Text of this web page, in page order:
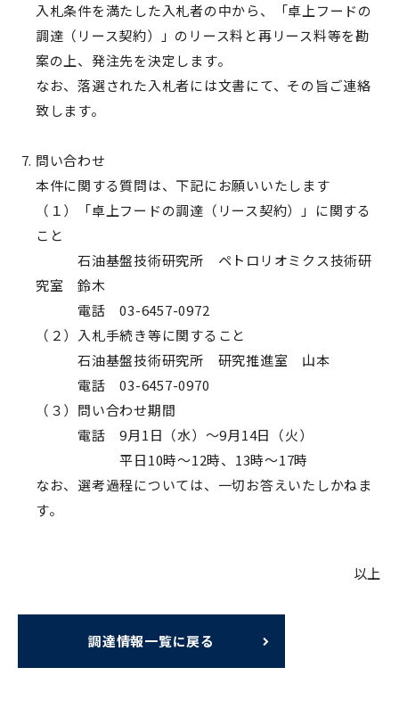
入札条件を満たした入札者の中から、「卓上フードの
調達（リース契約）」のリース料と再リース料等を勘
案の上、発注先を決定します。
なお、落選された入札者には文書にて、その旨ご連絡
致します。
問い合わせ
本件に関する質問は、下記にお願いいたします
（１）「卓上フードの調達（リース契約）」に関する
こと
石油基盤技術研究所 ペトロリオミクス技術研
究室 鈴木
電話 03-6457-0972
（２）入札手続き等に関すること
石油基盤技術研究所 研究推進室 山本
電話 03-6457-0970
（３）問い合わせ期間
電話 9月1日（水）～9月14日（火）
平日10時～12時、13時～17時
なお、選考過程については、一切お答えいたしかねま
す。
以上
調達情報一覧に戻る